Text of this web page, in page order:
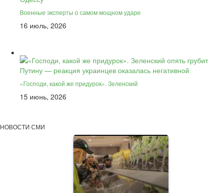
Военные эксперты о самом мощном ударе
16 июль, 2026
«Господи, какой же придурок». Зеленский
15 июнь, 2026
НОВОСТИ СМИ